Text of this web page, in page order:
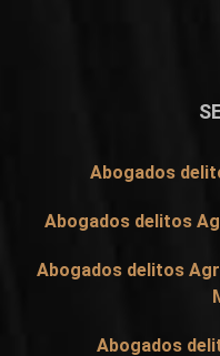
Abogados
Abogados delitos
Abogados delitos
Abogados